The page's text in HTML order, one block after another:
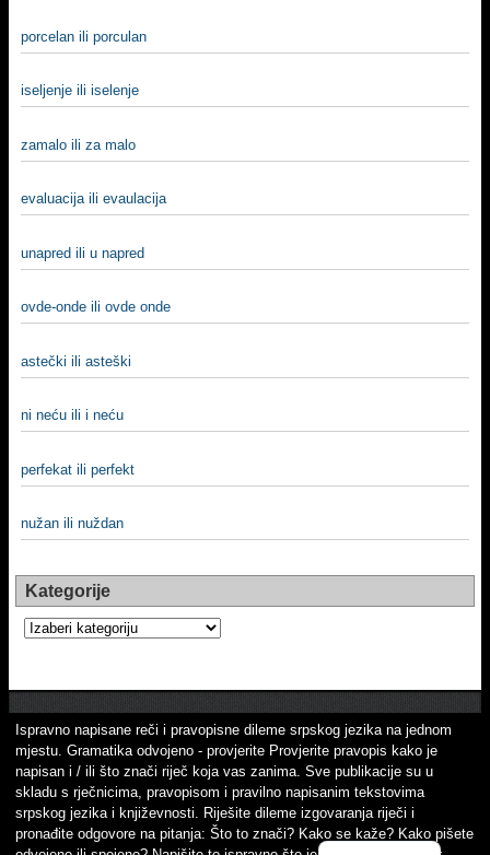
porcelan ili porculan
iselјenje ili iselenje
zamalo ili za malo
evaluacija ili evaulacija
unapred ili u napred
ovde-onde ili ovde onde
astečki ili asteški
ni neću ili i neću
perfekat ili perfekt
nužan ili nuždan
Kategorije
Kategorije
Ispravno napisane reči i pravopisne dileme srpskog jezika na jednom
mjestu. Gramatika odvojeno - provjerite Provjerite pravopis kako je
napisan i / ili što znači riječ koja vas zanima. Sve publikacije su u
skladu s rječnicima, pravopisom i pravilno napisanim tekstovima
srpskog jezika i književnosti. Riješite dileme izgovaranja riječi i
pronađite odgovore na pitanja: Što to znači? Kako se kaže? Kako pišete